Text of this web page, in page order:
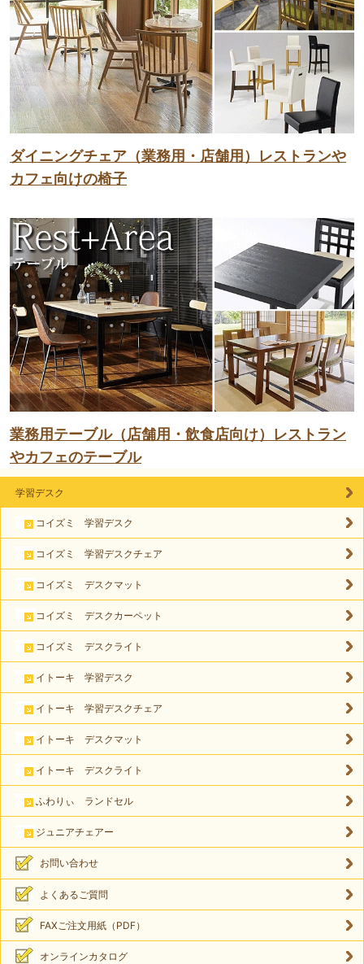
ダイニングチェア（業務用・店舗用）レストランや
カフェ向けの椅子
業務用テーブル（店舗用・飲食店向け）レストラン
やカフェのテーブル
学習デスク
コイズミ 学習デスク
コイズミ 学習デスクチェア
コイズミ デスクマット
コイズミ デスクカーペット
コイズミ デスクライト
イトーキ 学習デスク
イトーキ 学習デスクチェア
イトーキ デスクマット
イトーキ デスクライト
ふわりぃ ランドセル
ジュニアチェアー
お問い合わせ
よくあるご質問
FAXご注文用紙（PDF）
オンラインカタログ